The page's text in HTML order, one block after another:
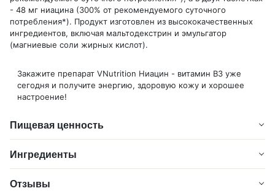
- 48 мг ниацина (300% от рекомендуемого суточного
потребления*). Продукт изготовлен из высококачественных
ингредиентов, включая мальтодекстрин и эмульгатор
(магниевые соли жирных кислот).
Закажите препарат VNutrition Ниацин - витамин B3 уже
сегодня и получите энергию, здоровую кожу и хорошее
настроение!
Пищевая ценность
Ингредиенты
Отзывы